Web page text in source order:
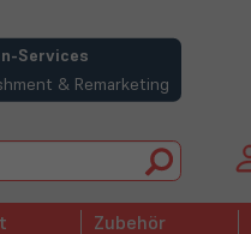
Services
& Remarketing
Zubehör